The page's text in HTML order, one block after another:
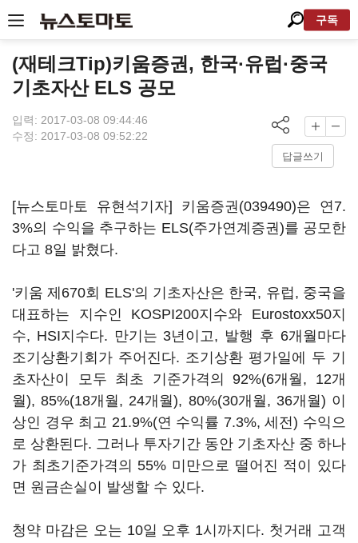
구독
(재테크Tip)키움증권, 한국·유럽·중국
기초자산 ELS 공모
입력: 2017-03-08 09:44:46
수정: 2017-03-08 09:52:22
답글쓰기
[뉴스토마토 유현석기자] 키움증권(039490)은 연7.
3%의 수익을 추구하는 ELS(주가연계증권)를 공모한
다고 8일 밝혔다.
'키움 제670회 ELS'의 기초자산은 한국, 유럽, 중국을
대표하는 지수인 KOSPI200지수와 Eurostoxx50지
수, HSI지수다. 만기는 3년이고, 발행 후 6개월마다
조기상환기회가 주어진다. 조기상환 평가일에 두 기
초자산이 모두 최초 기준가격의 92%(6개월, 12개
월), 85%(18개월, 24개월), 80%(30개월, 36개월) 이
상인 경우 최고 21.9%(연 수익률 7.3%, 세전) 수익으
로 상환된다. 그러나 투자기간 동안 기초자산 중 하나
가 최초기준가격의 55% 미만으로 떨어진 적이 있다
면 원금손실이 발생할 수 있다.
청약 마감은 오는 10일 오후 1시까지다. 첫거래 고객